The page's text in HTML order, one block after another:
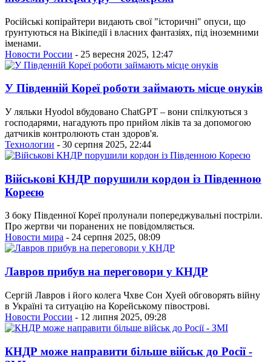
Російські копірайтери видають свої "історичні" опуси, що
ґрунтуються на Вікіпедії і власних фантазіях, під іноземними
іменами.
Новости России - 25 вересня 2025, 12:47
У Південній Кореї роботи займають місце онуків
У ляльки Hyodol вбудовано ChatGPT – вони спілкуються з
господарями, нагадують про прийом ліків та за допомогою
датчиків контролюють стан здоров'я.
Технологии - 30 серпня 2025, 22:44
Військові КНДР порушили кордон із Південною
Кореєю
З боку Південної Кореї пролунали попереджувальні постріли.
Про жертви чи поранених не повідомляється.
Новости мира - 24 серпня 2025, 08:09
Лавров прибув на переговори у КНДР
Сергій Лавров і його колега Чхве Сон Хуей обговорять війну
в Україні та ситуацію на Корейському півострові.
Новости России - 12 липня 2025, 09:28
КНДР може направити більше військ до Росії -